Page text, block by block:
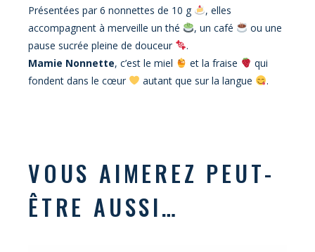
Présentées par 6 nonnettes de 10 g
, elles
accompagnent à merveille un thé
, un café
ou une
pause sucrée pleine de douceur
.
Mamie Nonnette, c’est le miel et la fraise
qui
fondent dans le cœur
autant que sur la langue .
VOUS AIMEREZ PEUT-
ÊTRE AUSSI…